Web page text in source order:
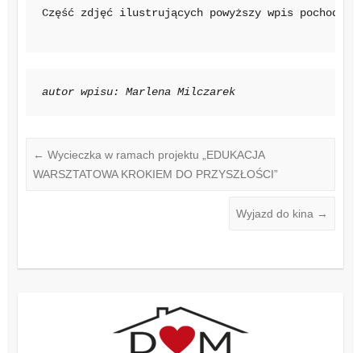
Część zdjęć ilustrujących powyższy wpis
autor wpisu: Marlena Milczarek
← Wycieczka w ramach projektu „EDUKACJA
WARSZTATOWA KROKIEM DO PRZYSZŁOŚCI”
Wyjazd do kina →